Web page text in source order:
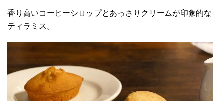
香り高いコーヒーシロップとあっさりクリームが印象的な
ティラミス。